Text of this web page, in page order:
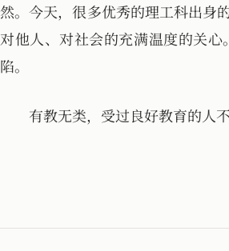
然。今天，很多优秀的理工科出身
对他人、对社会的充满温度的关
陷。
有教无类，受过良好教育的人